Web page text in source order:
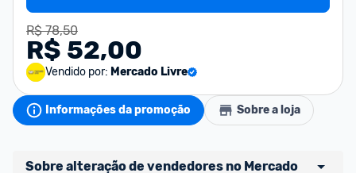
R$ 78,50
R$ 52,00
Vendido por: Mercado Livre
Informações da promoção Sobre a loja
Sobre alteração de vendedores no Mercado